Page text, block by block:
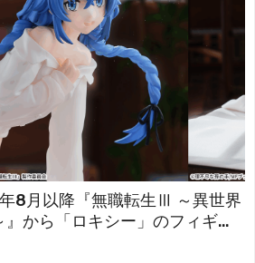
8月以降『無職転生Ⅲ ～異世界
から「ロキシー」のフィギュ